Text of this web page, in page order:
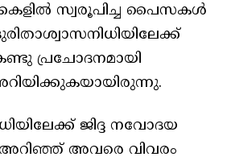
സ്വരൂപിച്ച പൈസകൾ
പ്രചോദനമായി
ജിദ്ദ നവോദയ
അവരെ വിവരം